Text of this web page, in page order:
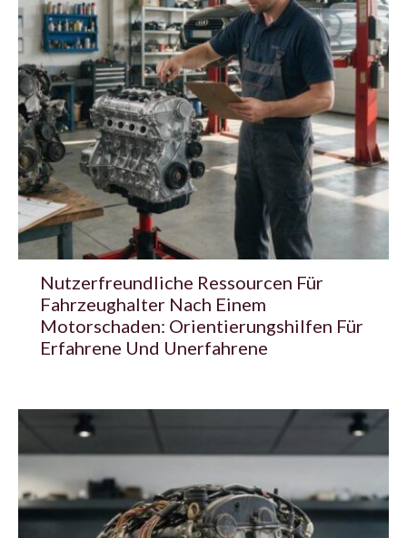
Nutzerfreundliche Ressourcen Für
Fahrzeughalter Nach Einem
Motorschaden: Orientierungshilfen Für
Erfahrene Und Unerfahrene